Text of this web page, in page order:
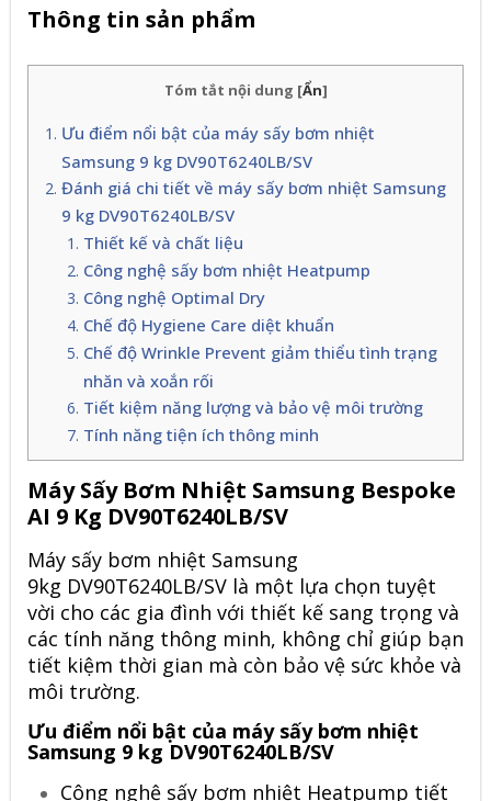
Thông tin sản phẩm
Tóm tắt nội dung [Ẩn]
Ưu điểm nổi bật của máy sấy bơm nhiệt
Samsung 9 kg DV90T6240LB/SV
Đánh giá chi tiết về máy sấy bơm nhiệt Samsung
9 kg DV90T6240LB/SV
Thiết kế và chất liệu
Công nghệ sấy bơm nhiệt Heatpump
Công nghệ Optimal Dry
Chế độ Hygiene Care diệt khuẩn
Chế độ Wrinkle Prevent giảm thiểu tình trạng
nhăn và xoắn rối
Tiết kiệm năng lượng và bảo vệ môi trường
Tính năng tiện ích thông minh
Máy Sấy Bơm Nhiệt Samsung Bespoke
AI 9 Kg DV90T6240LB/SV
Máy sấy bơm nhiệt Samsung
9kg DV90T6240LB/SV là một lựa chọn tuyệt
vời cho các gia đình với thiết kế sang trọng và
các tính năng thông minh, không chỉ giúp bạn
tiết kiệm thời gian mà còn bảo vệ sức khỏe và
môi trường.
Ưu điểm nổi bật của máy sấy bơm nhiệt
Samsung 9 kg DV90T6240LB/SV
Công nghệ sấy bơm nhiệt Heatpump tiết